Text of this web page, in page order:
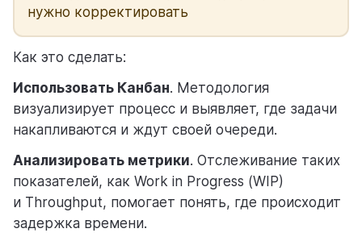
нужно корректировать
Как это сделать:
Использовать Канбан. Методология
визуализирует процесс и выявляет, где задачи
накапливаются и ждут своей очереди.
Анализировать метрики. Отслеживание таких
показателей, как Work in Progress (WIP)
и Throughput, помогает понять, где происходит
задержка времени.